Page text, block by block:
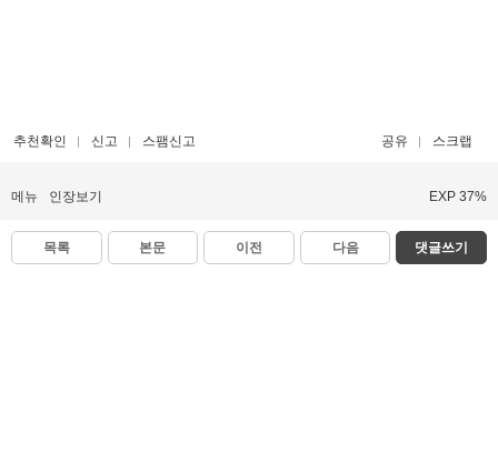
추천확인 신고 스팸신고 공유 스크랩
메뉴 인장보기 EXP 37%
목록 본문 이전 다음 댓글쓰기